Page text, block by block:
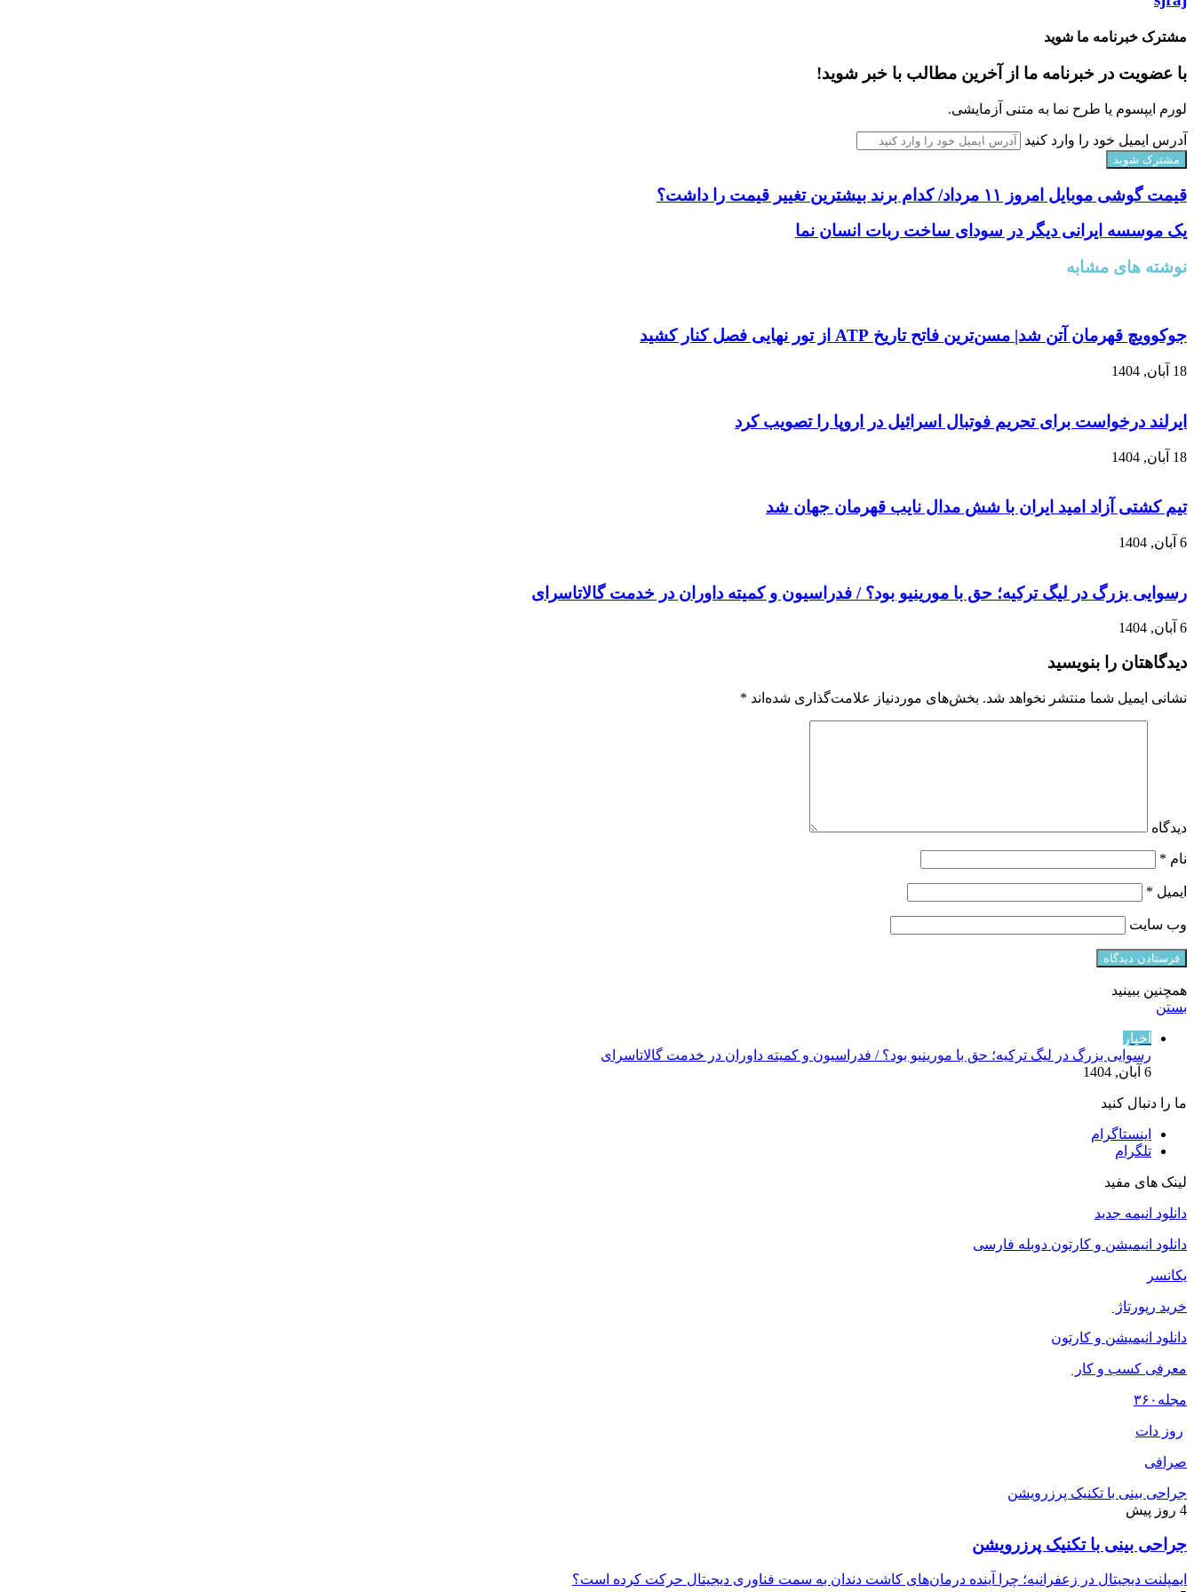
مشترک خبرنامه ما شوید
با عضویت در خبرنامه ما از آخرین مطالب با خبر شوید!
لورم ایپسوم یا طرح‌ نما به متنی آزمایشی.
آدرس ایمیل خود را وارد کنید
قیمت گوشی موبایل امروز ۱۱ مرداد/ کدام برند بیشترین تغییر قیمت را داشت؟
یک موسسه ایرانی دیگر در سودای ساخت ربات انسان نما
نوشته های مشابه
جوکوویچ قهرمان آتن شد| مسن‌ترین فاتح تاریخ ATP از تور نهایی فصل کنار کشید
18 آبان, 1404
ایرلند درخواست برای تحریم فوتبال اسرائیل در اروپا را تصویب کرد
18 آبان, 1404
تیم کشتی آزاد امید ایران با شش مدال نایب قهرمان جهان شد
6 آبان, 1404
رسوایی بزرگ در لیگ ترکیه؛ حق با مورینیو بود؟ / فدراسیون و کمیته داوران در خدمت گالاتاسرای
6 آبان, 1404
دیدگاهتان را بنویسید
نشانی ایمیل شما منتشر نخواهد شد. بخش‌های موردنیاز علامت‌گذاری شده‌اند *
دیدگاه
نام *
ایمیل *
وب‌ سایت
همچنین ببینید
بستن
اخبار
رسوایی بزرگ در لیگ ترکیه؛ حق با مورینیو بود؟ / فدراسیون و کمیته داوران در خدمت گالاتاسرای
6 آبان, 1404
ما را دنبال کنید
اینستاگرام
تلگرام
لینک های مفید
دانلود انیمه جدید
دانلود انیمیشن و کارتون دوبله فارسی
یکانسر
خرید رپورتاژ
دانلود انیمیشن و کارتون
معرفی کسب و کار
مجله ۳۶۰
روز دات
صرافی
جراحی بینی با تکنیک پرزرویشن
4 روز پیش
جراحی بینی با تکنیک پرزرویشن
ایمپلنت دیجیتال در زعفرانیه؛ چرا آینده درمان‌های کاشت دندان به سمت فناوری دیجیتال حرکت کرده است؟